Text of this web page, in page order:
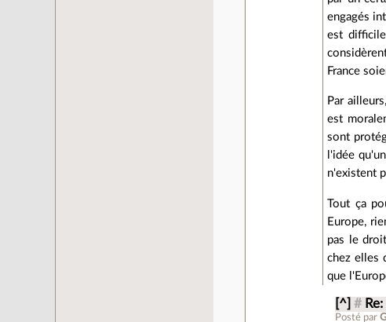
engagés
est
France
Par
est
sont
l'idée
n'existent
Tout ça
Europe,
pas le
chez elles
que
[^] #
Posté par